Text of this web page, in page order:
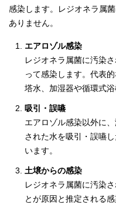
感染します。レジオネラ属
ありません。
エアロゾル感染
レジオネラ属菌に汚染
って感染します。代表
塔水、加湿器や循環式
吸引・誤嚥
エアロゾル感染以外に
された水を吸引・誤嚥
います。
土壌からの感染
レジオネラ属菌に汚染
とが原因と推定される